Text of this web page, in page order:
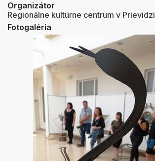
Organizátor
Regionálne kultúrne centrum v Prievidzi
Fotogaléria